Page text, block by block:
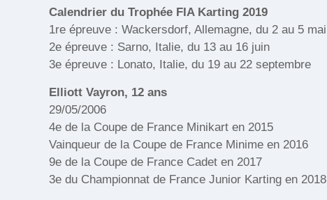
Calendrier du Trophée FIA Karting 2019
1re épreuve : Wackersdorf, Allemagne, du 2 au 5 mai
2e épreuve : Sarno, Italie, du 13 au 16 juin
3e épreuve : Lonato, Italie, du 19 au 22 septembre
Elliott Vayron, 12 ans
29/05/2006
4e de la Coupe de France Minikart en 2015
Vainqueur de la Coupe de France Minime en 2016
9e de la Coupe de France Cadet en 2017
3e du Championnat de France Junior Karting en 2018